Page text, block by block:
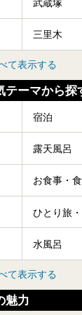
武蔵塚
三里木
て表示する
テーマから探
宿泊
露天風呂
お食事・
ひとり旅
水風呂
て表示する
魅力